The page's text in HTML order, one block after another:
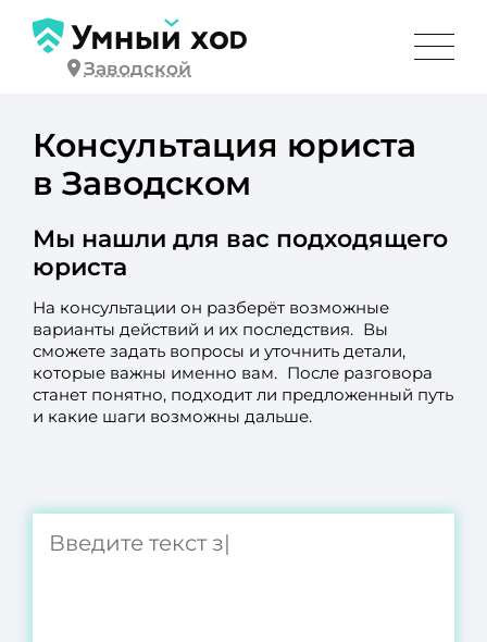
Заводской
Консультация юриста
в Заводском
Мы нашли для вас подходящего
юриста
На консультации он разберёт возможные
варианты действий и их последствия. Вы
сможете задать вопросы и уточнить детали,
которые важны именно вам. После разговора
станет понятно, подходит ли предложенный путь
и какие шаги возможны дальше.